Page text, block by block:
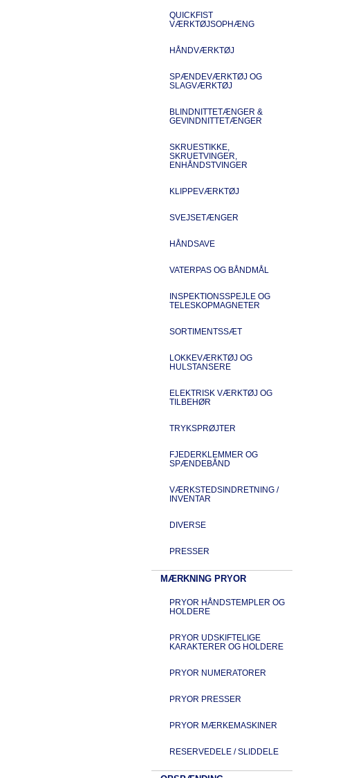
QUICKFIST
VÆRKTØJSOPHÆNG
HÅNDVÆRKTØJ
SPÆNDEVÆRKTØJ OG
SLAGVÆRKTØJ
BLINDNITTETÆNGER &
GEVINDNITTETÆNGER
SKRUESTIKKE,
SKRUETVINGER,
ENHÅNDSTVINGER
KLIPPEVÆRKTØJ
SVEJSETÆNGER
HÅNDSAVE
VATERPAS OG BÅNDMÅL
INSPEKTIONSSPEJLE OG
TELESKOPMAGNETER
SORTIMENTSSÆT
LOKKEVÆRKTØJ OG
HULSTANSERE
ELEKTRISK VÆRKTØJ OG
TILBEHØR
TRYKSPRØJTER
FJEDERKLEMMER OG
SPÆNDEBÅND
VÆRKSTEDSINDRETNING /
INVENTAR
DIVERSE
PRESSER
MÆRKNING PRYOR
PRYOR HÅNDSTEMPLER OG
HOLDERE
PRYOR UDSKIFTELIGE
KARAKTERER OG HOLDERE
PRYOR NUMERATORER
PRYOR PRESSER
PRYOR MÆRKEMASKINER
RESERVEDELE / SLIDDELE